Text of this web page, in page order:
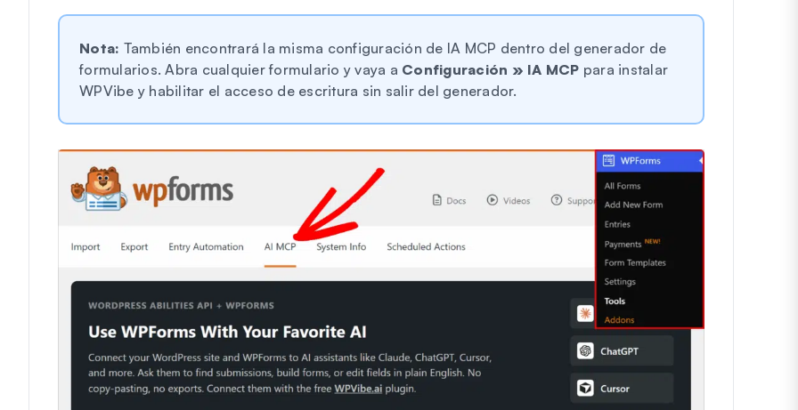
Nota: También encontrará la misma configuración de IA MCP dentro del generador de
formularios. Abra cualquier formulario y vaya a Configuración » IA MCP para instalar
WPVibe y habilitar el acceso de escritura sin salir del generador.